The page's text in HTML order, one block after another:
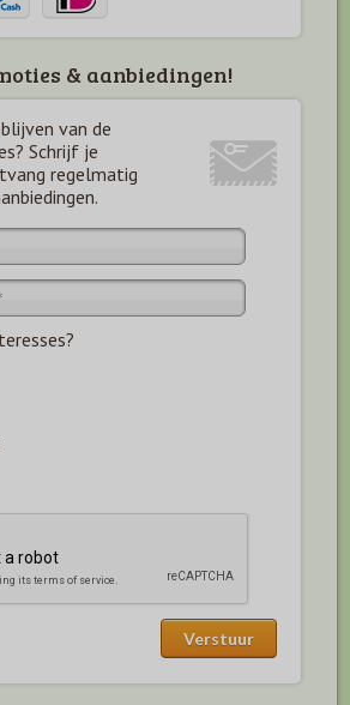
& aanbiedingen!
van de
Schrijf je
regelmatig